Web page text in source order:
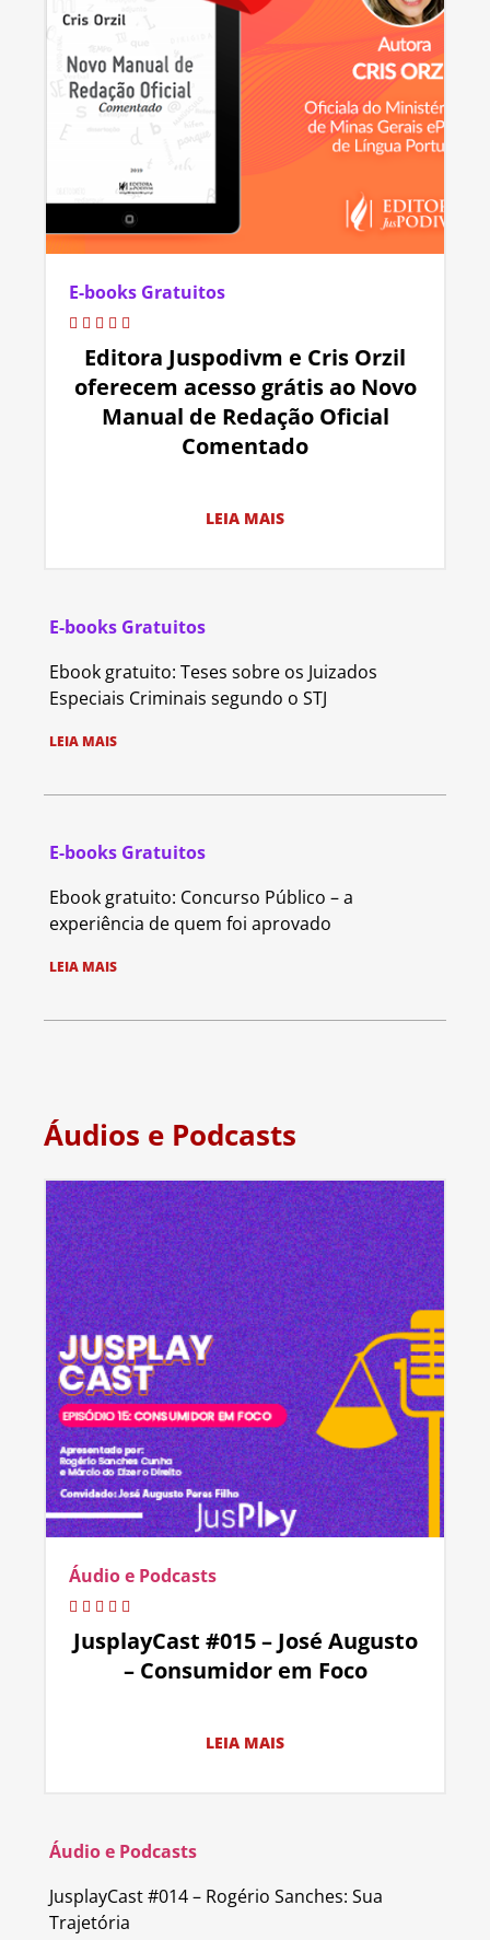
E-books Gratuitos
Editora Juspodivm e Cris Orzil
oferecem acesso grátis ao Novo
Manual de Redação Oficial
Comentado
LEIA MAIS
E-books Gratuitos
Ebook gratuito: Teses sobre os Juizados
Especiais Criminais segundo o STJ
LEIA MAIS
E-books Gratuitos
Ebook gratuito: Concurso Público – a
experiência de quem foi aprovado
LEIA MAIS
Áudios e Podcasts
Áudio e Podcasts
JusplayCast #015 – José Augusto
– Consumidor em Foco
LEIA MAIS
Áudio e Podcasts
JusplayCast #014 – Rogério Sanches: Sua
Trajetória